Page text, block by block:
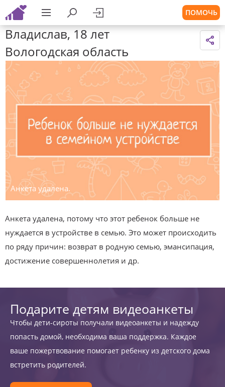
ПОМОЧЬ
Владислав, 18 лет
Вологодская область
Анкета удалена.
Анкета удалена, потому что этот ребенок больше не
нуждается в устройстве в семью. Это может происходить
по ряду причин: возврат в родную семью, эмансипация,
достижение совершеннолетия и др.
Подарите детям видеоанкеты
Чтобы дети-сироты получали видеоанкеты и надежду
попасть домой, необходима ваша поддержка. Каждое
ваше пожертвование помогает ребенку из детского дома
встретить родителей.